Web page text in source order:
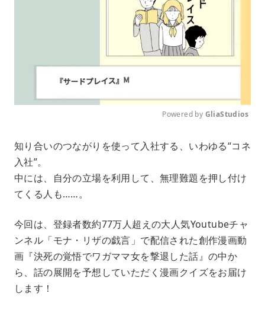
u
e
Powered by GliaStudios
知り合いのつながりを使って入社する、いわゆる“コネ
入社”。
中には、自分の立場を利用して、無理難題を押し付け
てくる人も……。
今回は、登録者数約77万人超えの大人気Youtubeチャ
ンネル「モナ・リザの戯言」で配信された創作漫画動
画『決死の覚悟でワガママ女を撃退した話』の中か
ら、話の展開を予想していただく漫画クイズをお届け
します！